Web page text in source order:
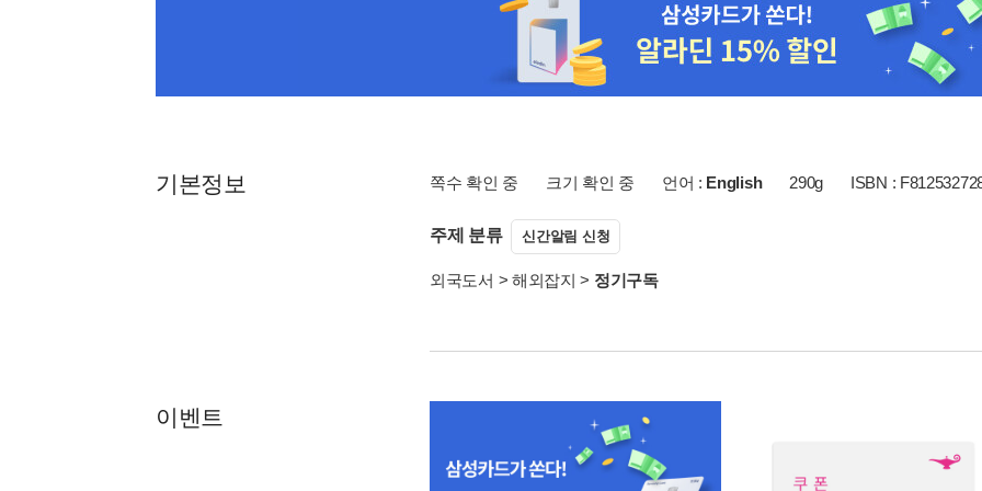
기본정보 쪽수 확인 중 크기 확인 중 언어 : English 290g ISBN :
주제 분류 신간알림 신청
외국도서 > 해외잡지 > 정기구독
이벤트